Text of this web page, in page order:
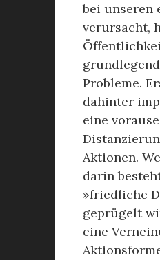
bei unseren
verursacht,
Probleme.
dahinter
eine
Aktionen.
darin
»friedliche
geprügelt
eine